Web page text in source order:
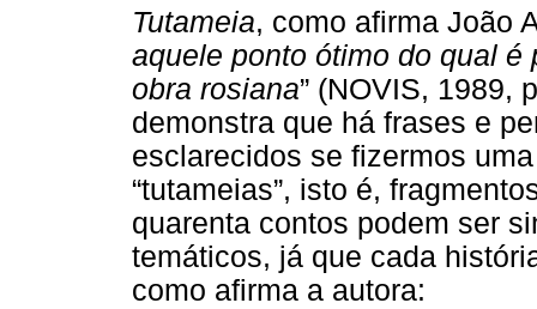
Tutameia, como afirma João
aquele ponto ótimo do qual
obra rosiana” (NOVIS, 1989,
demonstra que há frases e
esclarecidos se fizermos
“tutameias”, isto é,
quarenta contos podem ser
temáticos, já que cada
como afirma a autora: